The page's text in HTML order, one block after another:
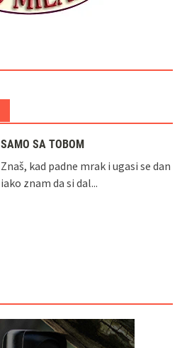
SAMO SA TOBOM
Znaš, kad padne mrak i ugasi se dan
iako znam da si dal...